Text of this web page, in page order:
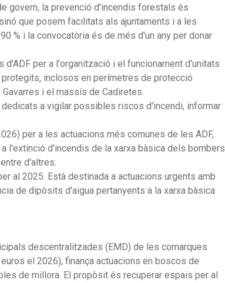
govern, la prevenció d'incendis forestals és
que posem facilitats als ajuntaments i a les
% i la convocatòria és de més d'un any per donar
per a l'organització i el funcionament d'unitats
inclosos en perímetres de protecció
i el massís de Cadiretes.
a vigilar possibles riscos d'incendi, informar
per a les actuacions més comunes de les ADF,
l'extinció d'incendis de la xarxa bàsica dels bombers
d'altres.
al 2025. Està destinada a actuacions urgents amb
de dipòsits d'aigua pertanyents a la xarxa bàsica
descentralitzades (EMD) de les comarques
el 2026), finança actuacions en boscos de
de millora. El propòsit és recuperar espais per al